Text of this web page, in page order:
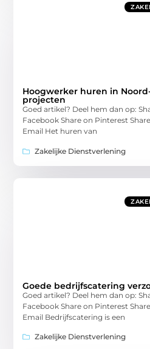
Hoogwerker huren in
projecten
Goed artikel? Deel hem dan op:
Facebook Share on Pinterest
Email Het huren van
Zakelijke Dienstverlening
Goede bedrijfscatering
Goed artikel? Deel hem dan op:
Facebook Share on Pinterest
Email Bedrijfscatering is een
Zakelijke Dienstverlening